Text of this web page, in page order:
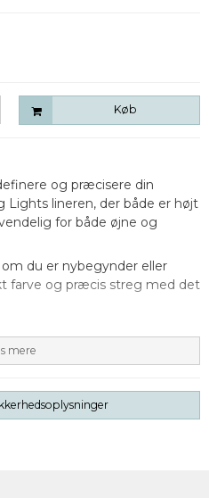
Køb
og præcisere din
Lights lineren, der både er højt
for både øjne og
du er nybegynder eller
farve og præcis streg med det
mere